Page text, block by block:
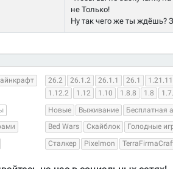
не Только!
Ну так чего же ты ждёшь?
26.2 26.1.2 26.1.1 26.1 1.21.11
1.12.2
1.12 1.10 1.8.8 1.8
Новые Выживание Бесплатная
Bed Wars Скайблок Голодные
Сталкер Pixelmon